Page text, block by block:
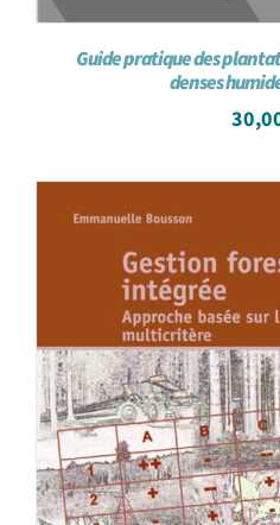
Guide pratique des
denses